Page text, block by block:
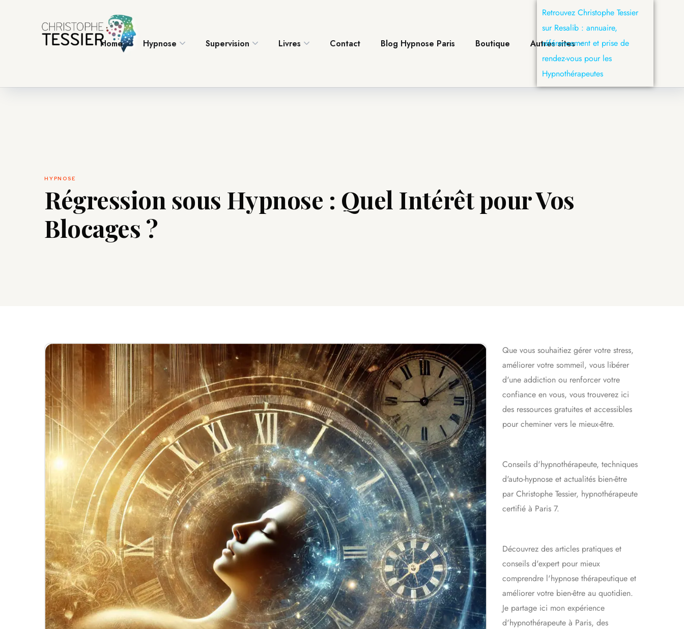
Home Hypnose Supervision Livres Contact Blog Hypnose Paris Boutique Autres sites
Retrouvez Christophe Tessier
sur Resalib : annuaire,
référencement et prise de
rendez-vous pour les
Hypnothérapeutes
Home Hypnose Supervision Blog Hypnose Paris Boutique
Retrouvez Christophe Tessier sur
Resalib : annuaire, référencement
et prise de rendez-vous pour les
Hypnothérapeutes
HYPNOSE
Régression sous Hypnose : Quel Intérêt pour Vos
Blocages ?
Que vous souhaitiez gérer votre stress,
améliorer votre sommeil, vous libérer
d'une addiction ou renforcer votre
confiance en vous, vous trouverez ici
des ressources gratuites et accessibles
pour cheminer vers le mieux-être.
Conseils d'hypnothérapeute, techniques
d'auto-hypnose et actualités bien-être
par Christophe Tessier, hypnothérapeute
certifié à Paris 7.
Découvrez des articles pratiques et
conseils d'expert pour mieux
comprendre l'hypnose thérapeutique et
améliorer votre bien-être au quotidien.
Je partage ici mon expérience
d'hypnothérapeute à Paris, des